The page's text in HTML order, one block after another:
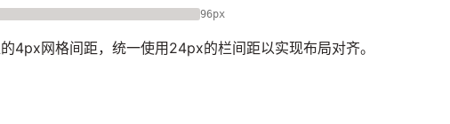
96px
4px网格间距，统一使用24px的栏间距以实现布局对齐。